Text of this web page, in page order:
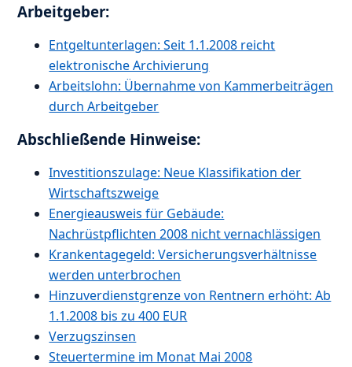
Arbeitgeber:
Entgeltunterlagen: Seit 1.1.2008 reicht
elektronische Archivierung
Arbeitslohn: Übernahme von Kammerbeiträgen
durch Arbeitgeber
Abschließende Hinweise:
Investitionszulage: Neue Klassifikation der
Wirtschaftszweige
Energieausweis für Gebäude:
Nachrüstpflichten 2008 nicht vernachlässigen
Krankentagegeld: Versicherungsverhältnisse
werden unterbrochen
Hinzuverdienstgrenze von Rentnern erhöht: Ab
1.1.2008 bis zu 400 EUR
Verzugszinsen
Steuertermine im Monat Mai 2008